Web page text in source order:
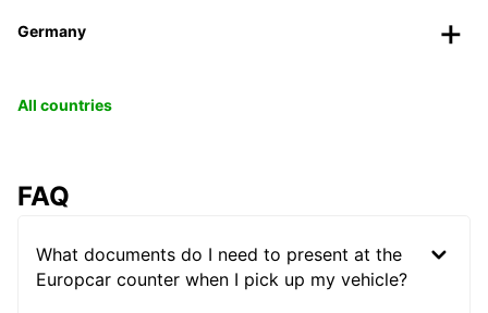
Germany
All countries
FAQ
What documents do I need to present at the
Europcar counter when I pick up my vehicle?